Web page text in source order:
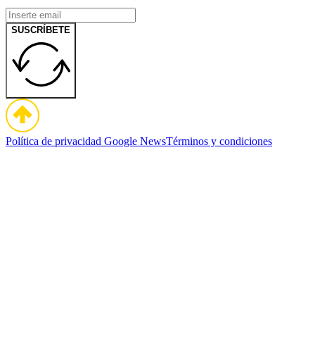
SUSCRÍBETE
Política de privacidad Google NewsTérminos y condiciones